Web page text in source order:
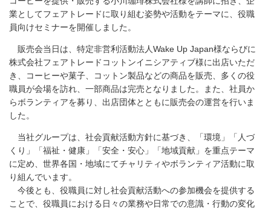
業としてフェアトレードに取り組む姿勢や活動をテーマに、役職
員向けセミナーを開催しました。
販売会当日は、特定非営利活動法人Wake Up Japan様ならびに
株式会社フェアトレードコットンイニシアティブ様に出店いただ
き、コーヒーや菓子、コットン製品などの商品を販売、多くの役
職員が会場を訪れ、一部商品は完売となりました。また、社員か
らボランティアを募り、出店団体とともに販売会の運営を行いま
した。
当社グループは、社会貢献活動方針に基づき、「環境」「人づ
くり」「福祉・健康」「安全・安心」「地域貢献」を重点テーマ
に定め、世界各国・地域にてチャリティやボランティア活動に取
り組んでいます。
今後とも、役職員に対し社会貢献活動への参加機会を提供する
ことで、役職員における日々の業務や日常での意識・行動の変化